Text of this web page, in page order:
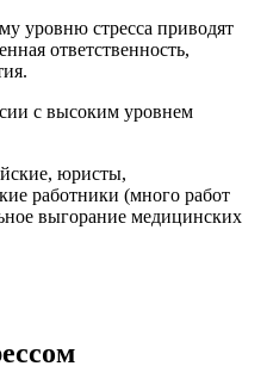
уровню стресса приводят
ответственность,
с высоким уровнем
юристы,
работники (много работ
выгорание медицинских